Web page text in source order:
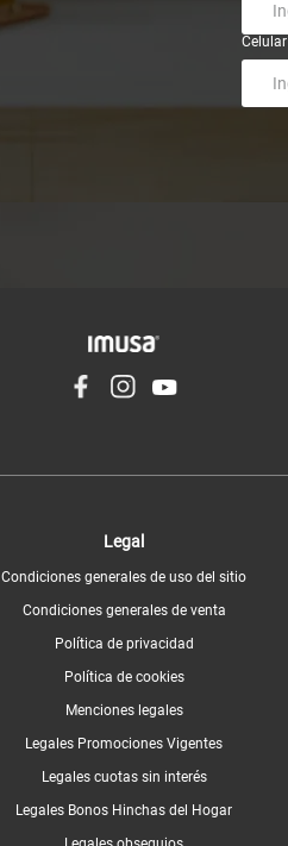
Celular
Legal
Condiciones generales de uso del sitio
Condiciones generales de venta
Política de privacidad
Política de cookies
Menciones legales
Legales Promociones Vigentes
Legales cuotas sin interés
Legales Bonos Hinchas del Hogar